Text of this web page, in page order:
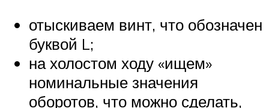
отыскиваем винт, что обозначен
буквой L;
на холостом ходу «ищем»
номинальные значения
оборотов, что можно сделать,